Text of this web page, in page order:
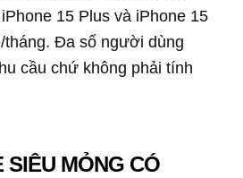
15 Plus và iPhone 15
tháng. Đa số người dùng
cầu chứ không phải tính
SIÊU MỎNG CÓ